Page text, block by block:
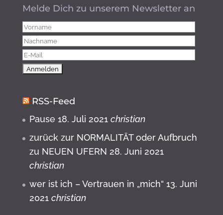
Melde Dich zu unserem Newsletter an
RSS-Feed
Pause 18. Juli 2021 christian
zurück zur NORMALITÄT oder Aufbruch
zu NEUEN UFERN 28. Juni 2021
christian
wer ist ich – Vertrauen in „mich“ 13. Juni
2021 christian